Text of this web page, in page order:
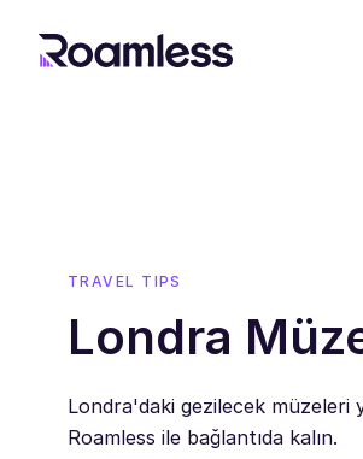
TRAVEL TIPS
Londra
Londra'daki gezilecek müzeleri
Roamless ile bağlantıda kalın.